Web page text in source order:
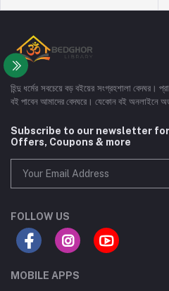
হিন্দু ধর্মের সবচেয়ে বড় বইয়ের সংগ্রহশালা বেদঘর।
বই পাবেন আমাদের বেদঘরে। যেকোন বই অনলাইনে
Subscribe to our newsletter
Offers, Coupons & more
FOLLOW US
MOBILE APPS